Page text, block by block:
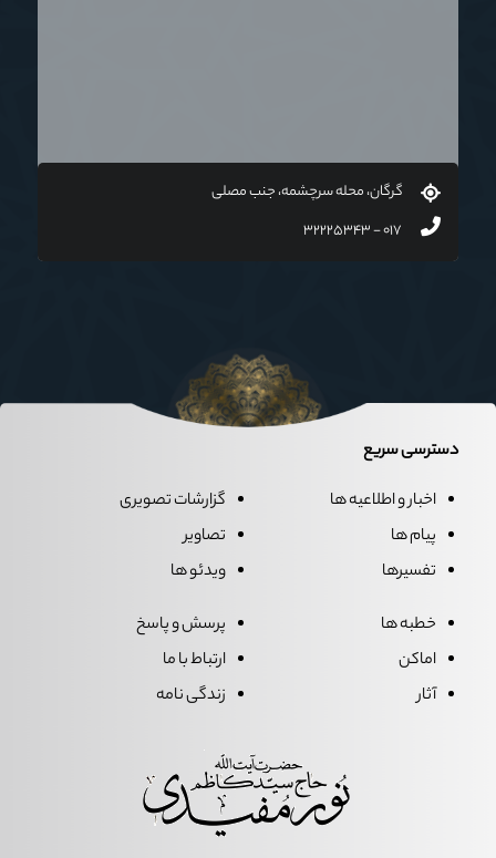
گرگان، محله سرچشمه، جنب مصلی
دسترسی سریع
اخبار و اطلاعیه ها
پیام ها
تفسیرها
گزارشات تصویری
تصاویر
ویدئو ها
خطبه ها
اماکن
آثار
پرسش و پاسخ
ارتباط با ما
زندگی نامه